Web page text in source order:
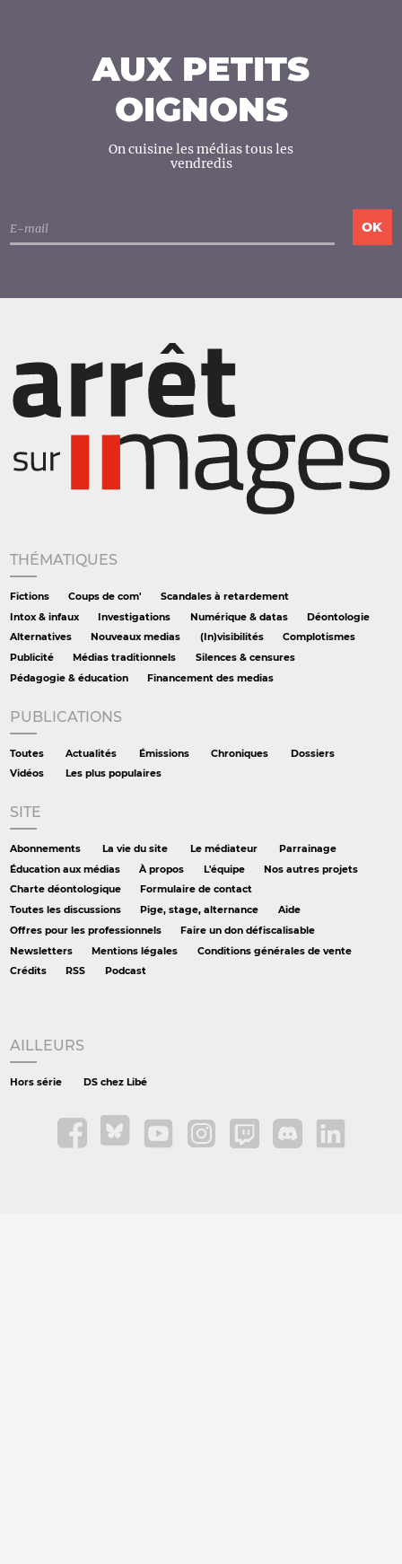
AUX PETITS
OIGNONS
On cuisine les médias tous les
vendredis
THÉMATIQUES
Fictions Coups de com'
Scandales à retardement
Intox & infaux
Investigations Numérique & datas
Déontologie
Alternatives
Nouveaux medias (In)visibilités
Complotismes
Publicité
Médias traditionnels
Silences & censures
Pédagogie & éducation
Financement des medias
PUBLICATIONS
Toutes Actualités Émissions Chroniques
Dossiers
Vidéos
Les plus populaires
SITE
Abonnements La vie du site Le médiateur
Parrainage
Éducation aux médias
À propos L'équipe
Nos autres projets
Charte déontologique
Formulaire de contact
Toutes les discussions
Pige, stage, alternance
Aide
Offres pour les professionnels
Faire un don défiscalisable
Newsletters
Mentions légales
Conditions générales de vente
Crédits
RSS Podcast
AILLEURS
Hors série DS chez Libé